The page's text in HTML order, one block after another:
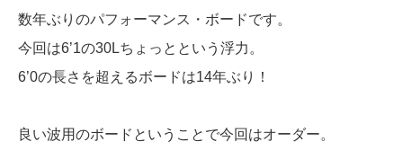
数年ぶりのパフォーマンス・ボードです。
今回は6’1の30Lちょっとという浮力。
6’0の長さを超えるボードは14年ぶり！
良い波用のボードということで今回はオーダー。